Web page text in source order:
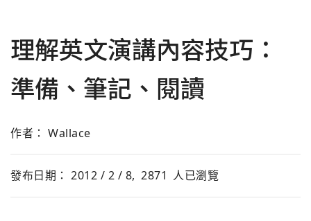
理解英文演講內容技巧：
準備、筆記、閱讀
作者： Wallace
發布日期： 2012 / 2 / 8, 2871 人已瀏覽